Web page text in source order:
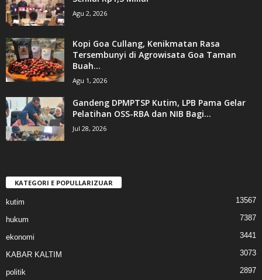
Agu 2, 2026
Kopi Goa Cullang, Kenikmatan Rasa
Tersembunyi di Agrowisata Goa Taman
Buah...
Agu 1, 2026
Gandeng DPMPTSP Kutim, LPB Pama Gelar
Pelatihan OSS-RBA dan NIB Bagi...
Jul 28, 2026
KATEGORI E POPULLARIZUAR
kutim 13567
hukum 7387
ekonomi 3441
KABAR KALTIM 3073
politik 2897